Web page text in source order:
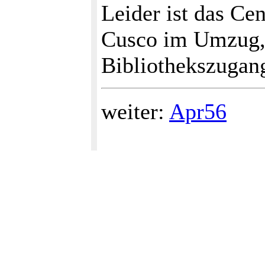
Leider ist das
Cusco im
weiter: Apr56